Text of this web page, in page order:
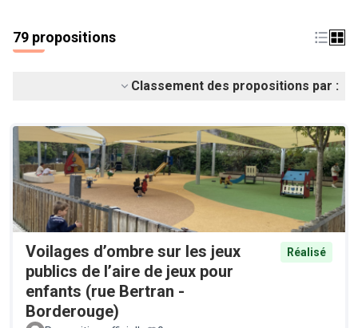
79 propositions
Classement des propositions par :
Voilages d’ombre sur les jeux
publics de l’aire de jeux pour
enfants (rue Bertran -
Borderouge)
Réalisé